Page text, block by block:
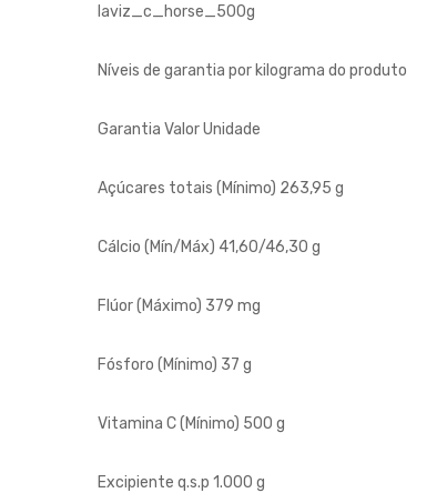
laviz_c_horse_500g
Níveis de garantia por kilograma do produto
Garantia Valor Unidade
Açúcares totais (Mínimo) 263,95 g
Cálcio (Mín/Máx) 41,60/46,30 g
Flúor (Máximo) 379 mg
Fósforo (Mínimo) 37 g
Vitamina C (Mínimo) 500 g
Excipiente q.s.p 1.000 g